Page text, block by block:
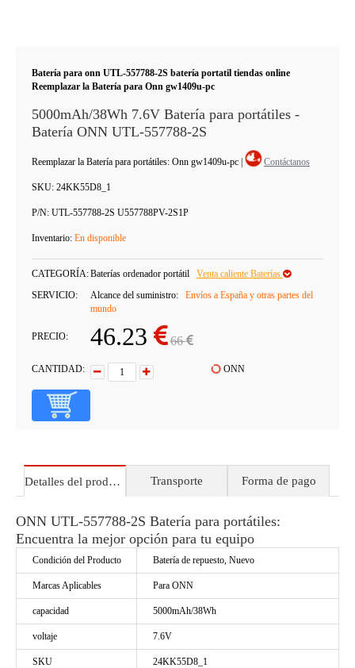
Batería para onn UTL-557788-2S batería portatil tiendas online
Reemplazar la Batería para Onn gw1409u-pc
5000mAh/38Wh 7.6V Batería para portátiles -
Batería ONN UTL-557788-2S
Reemplazar la Batería para portátiles: Onn gw1409u-pc Contáctanos
SKU: 24KK55D8_1
P/N: UTL-557788-2S U557788PV-2S1P
Inventario: En disponible
CATEGORÍA:Baterías ordenador portátil
Venta caliente Baterías
SERVICIO:
Alcance del suministro:
Envíos a España y otras partes del
mundo
PRECIO: 46.23 66
CANTIDAD: ONN
Detalles del producto Transporte Forma de pago
ONN UTL-557788-2S Batería para portátiles:
Encuentra la mejor opción para tu equipo
Condición del Producto Batería de repuesto, Nuevo
Marcas Aplicables Para ONN
capacidad 5000mAh/38Wh
voltaje 7.6V
SKU 24KK55D8_1